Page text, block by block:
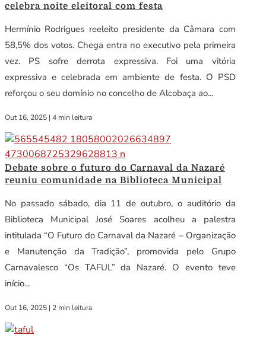
celebra noite eleitoral com festa
Hermínio Rodrigues reeleito presidente da Câmara com
58,5% dos votos. Chega entra no executivo pela primeira
vez. PS sofre derrota expressiva. Foi uma vitória
expressiva e celebrada em ambiente de festa. O PSD
reforçou o seu domínio no concelho de Alcobaça ao...
Out 16, 2025 | 4 min leitura
Debate sobre o futuro do Carnaval da Nazaré
reuniu comunidade na Biblioteca Municipal
No passado sábado, dia 11 de outubro, o auditório da
Biblioteca Municipal José Soares acolheu a palestra
intitulada “O Futuro do Carnaval da Nazaré – Organização
e Manutenção da Tradição”, promovida pelo Grupo
Carnavalesco “Os TAFUL” da Nazaré. O evento teve
início...
Out 16, 2025 | 2 min leitura